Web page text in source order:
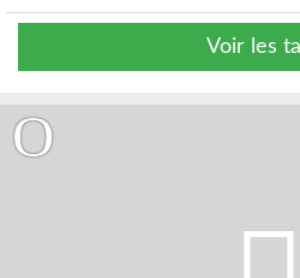
Voir les